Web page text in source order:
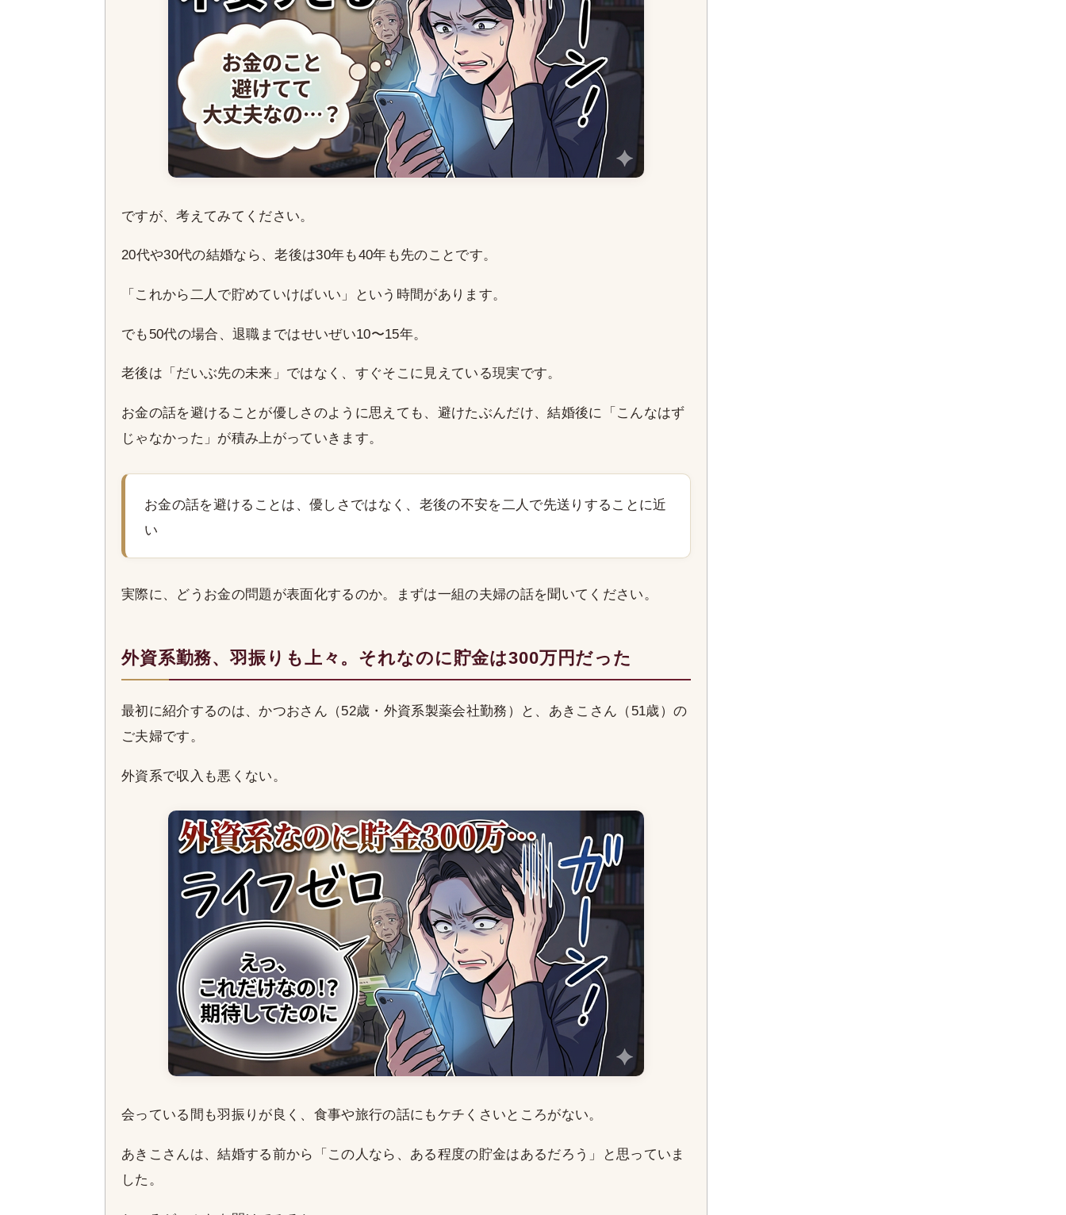
ですが、考えてみてください。
20代や30代の結婚なら、老後は30年も40年も先のことです。
「これから二人で貯めていけばいい」という時間があります。
でも50代の場合、退職まではせいぜい10〜15年。
老後は「だいぶ先の未来」ではなく、すぐそこに見えている現実です。
お金の話を避けることが優しさのように思えても、避けたぶんだけ、結婚後に「こんなはず
じゃなかった」が積み上がっていきます。
お金の話を避けることは、優しさではなく、老後の不安を二人で先送りすることに近
い
実際に、どうお金の問題が表面化するのか。まずは一組の夫婦の話を聞いてください。
外資系勤務、羽振りも上々。それなのに貯金は300万円だった
最初に紹介するのは、かつおさん（52歳・外資系製薬会社勤務）と、あきこさん（51歳）の
ご夫婦です。
外資系で収入も悪くない。
会っている間も羽振りが良く、食事や旅行の話にもケチくさいところがない。
あきこさんは、結婚する前から「この人なら、ある程度の貯金はあるだろう」と思っていま
した。